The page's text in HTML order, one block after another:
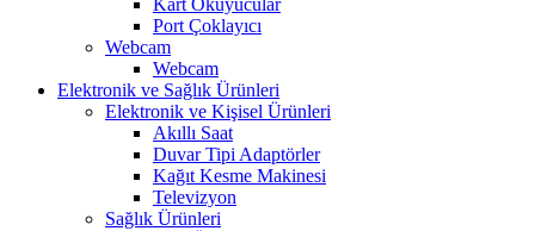
Kart Okuyucular
Port Çoklayıcı
Webcam
Webcam
Elektronik ve Sağlık Ürünleri
Elektronik ve Kişisel Ürünleri
Akıllı Saat
Duvar Tipi Adaptörler
Kağıt Kesme Makinesi
Televizyon
Sağlık Ürünleri